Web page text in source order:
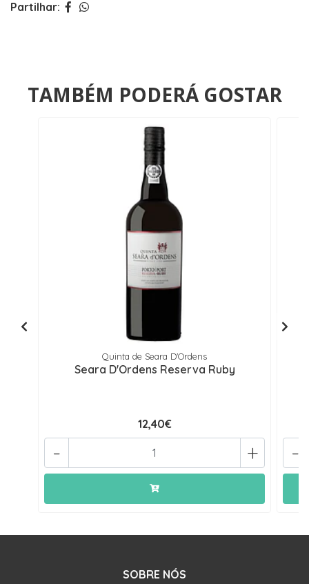
Partilhar:
TAMBÉM PODERÁ GOSTAR
Quinta de Seara D'Ordens
Seara D'Ordens Reserva Ruby
12,40€
+
- -
SOBRE NÓS